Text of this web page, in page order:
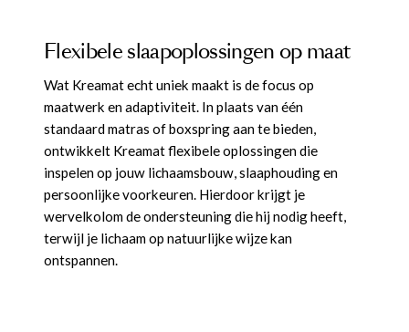
Flexibele slaapoplossingen op maat
Wat Kreamat echt uniek maakt is de focus op
maatwerk en adaptiviteit. In plaats van één
standaard matras of boxspring aan te bieden,
ontwikkelt Kreamat flexibele oplossingen die
inspelen op jouw lichaamsbouw, slaaphouding en
persoonlijke voorkeuren. Hierdoor krijgt je
wervelkolom de ondersteuning die hij nodig heeft,
terwijl je lichaam op natuurlijke wijze kan
ontspannen.